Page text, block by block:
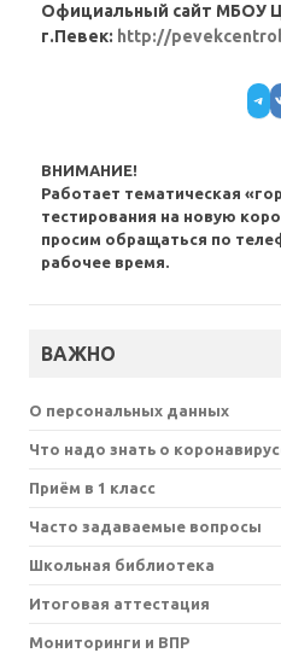
Официальный сайт МБОУ
г.Певек: http://
ВНИМАНИЕ!
Работает тематическая
тестирования на новую
просим обращаться по
рабочее время.
ВАЖНО
О персональных данных
Что надо знать о
Приём в 1 класс
Часто задаваемые вопросы
Школьная библиотека
Итоговая аттестация
Мониторинги и ВПР